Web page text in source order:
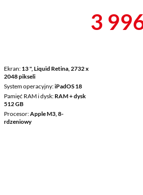
Ekran 13 ", Liquid Retina, 2732 x
2048 pikseli
System operacyjny iPadOS 18
Pamięć RAM i dysk RAM + dysk
512 GB
Procesor Apple M3, 8-
rdzeniowy
3